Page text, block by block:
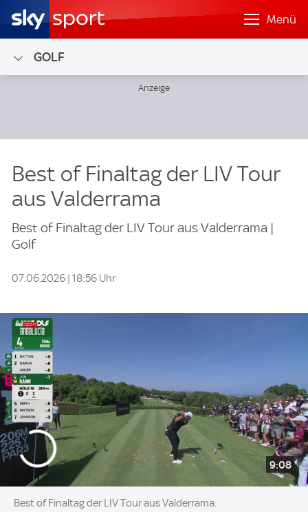
Menü
GOLF
Best of Finaltag der LIV Tour
aus Valderrama
Best of Finaltag der LIV Tour aus Valderrama |
Golf
07.06.2026 | 18:56 Uhr
9:08
Best of Finaltag der LIV Tour aus Valderrama.